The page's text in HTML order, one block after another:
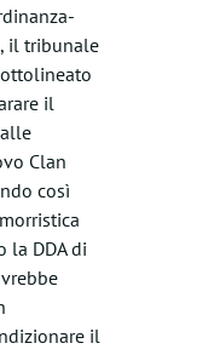
il tribunale
il
Clan
così
la DDA di
il